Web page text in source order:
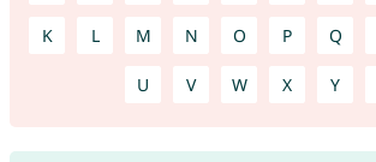
K L M N O P Q
U V W X Y